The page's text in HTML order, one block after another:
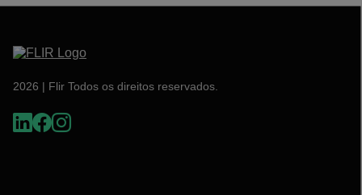
2026 | Flir Todos os direitos reservados.